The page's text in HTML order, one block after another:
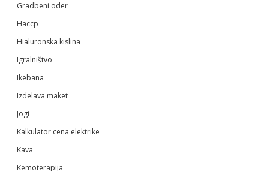
Gradbeni oder
Haccp
Hialuronska kislina
Igralništvo
Ikebana
Izdelava maket
Jogi
Kalkulator cena elektrike
Kava
Kemoterapija